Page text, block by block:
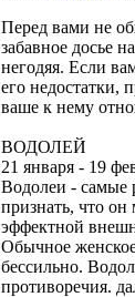
Перед вами не
забавное досье
негодяя. Если
его недостатки,
ваше к нему
ВОДОЛЕЙ
21 января - 19
Водолеи - самые
признать, что он
эффектной
Обычное
бессильно.
противоречия.